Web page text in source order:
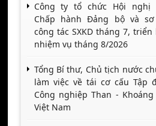
Công ty tổ chức Hội nghị
Chấp hành Đảng bộ và
công tác SXKD tháng 7, triển
nhiệm vụ tháng 8/2026
Tổng Bí thư, Chủ tịch nước
làm việc về tái cơ cấu Tập
Công nghiệp Than - Khoáng
Việt Nam